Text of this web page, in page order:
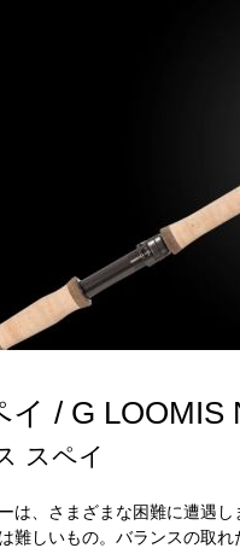
/ G LOOMIS
スペイ
は、さまざまな困難に遭遇
難しいもの。バランスの取